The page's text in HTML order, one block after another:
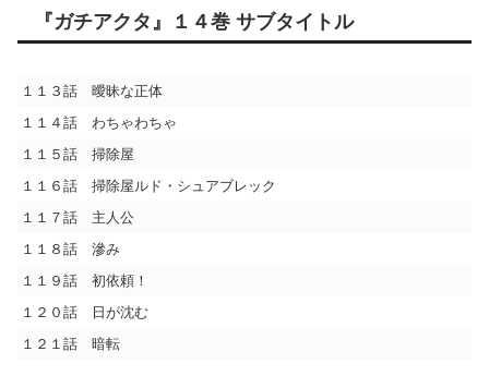
『ガチアクタ』１４巻 サブタイトル
１１３話 曖昧な正体
１１４話 わちゃわちゃ
１１５話 掃除屋
１１６話 掃除屋ルド・シュアブレック
１１７話 主人公
１１８話 滲み
１１９話 初依頼！
１２０話 日が沈む
１２１話 暗転